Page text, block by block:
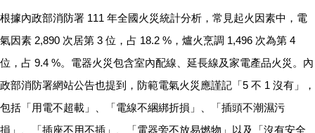
根據內政部消防署 111 年全國火災統計分析，常見起火因素中，電
氣因素 2,890 次居第 3 位，占 18.2 %，爐火烹調 1,496 次為第 4
位，占 9.4 %。電器火災包含室內配線、延長線及家電產品火災。內
政部消防署網站公告也提到，防範電氣火災應謹記「5 不 1 沒有」，
包括「用電不超載」、「電線不綑綁折損」、「插頭不潮濕污
損」、「插座不用不插」、「電器旁不放易燃物」以及「沒有安全